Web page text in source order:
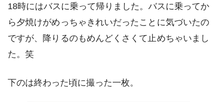
18時にはバスに乗って帰りました。バスに乗ってか
ら夕焼けがめっちゃきれいだったことに気づいたの
ですが、降りるのもめんどくさくて止めちゃいまし
た。笑
下のは終わった頃に撮った一枚。